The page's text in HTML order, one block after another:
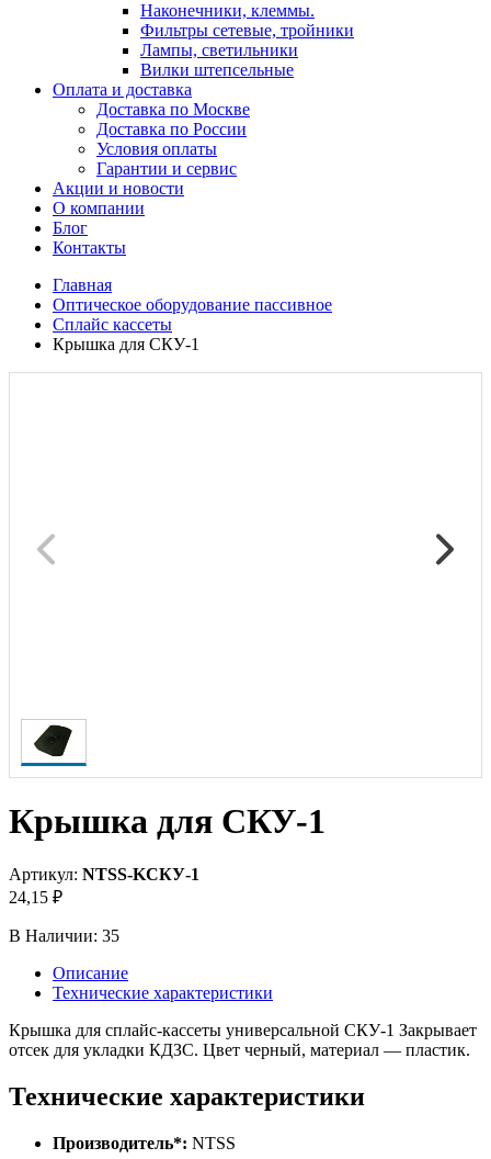
Наконечники, клеммы.
Фильтры сетевые, тройники
Лампы, светильники
Вилки штепсельные
Оплата и доставка
Доставка по Москве
Доставка по России
Условия оплаты
Гарантии и сервис
Акции и новости
О компании
Блог
Контакты
Главная
Оптическое оборудование пассивное
Сплайс кассеты
Крышка для СКУ-1
Крышка для СКУ-1
Артикул: NTSS-KСКУ-1
24,15 ₽
В Наличии: 35
Описание
Технические характеристики
Крышка для сплайс-кассеты универсальной СКУ-1 Закрывает
отсек для укладки КДЗС. Цвет черный, материал — пластик.
Технические характеристики
Производитель*: NTSS